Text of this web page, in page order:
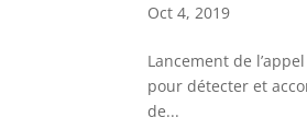
Oct 4, 2019
Lancement de
pour détecter et
de...